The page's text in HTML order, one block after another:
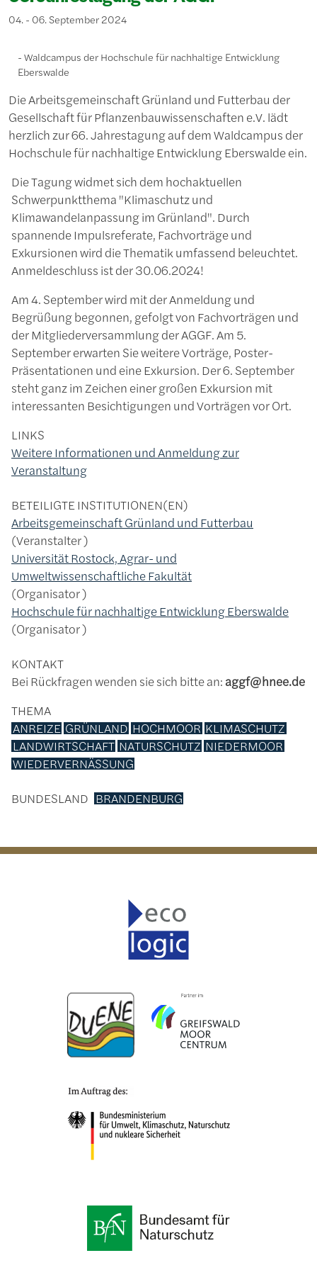
04. - 06. September 2024
Waldcampus der Hochschule für nachhaltige Entwicklung
Eberswalde
Die Arbeitsgemeinschaft Grünland und Futterbau der
Gesellschaft für Pflanzenbauwissenschaften e.V. lädt
herzlich zur 66. Jahrestagung auf dem Waldcampus der
Hochschule für nachhaltige Entwicklung Eberswalde ein.
Die Tagung widmet sich dem hochaktuellen
Schwerpunktthema "Klimaschutz und
Klimawandelanpassung im Grünland". Durch
spannende Impulsreferate, Fachvorträge und
Exkursionen wird die Thematik umfassend beleuchtet.
Anmeldeschluss ist der 30.06.2024!
Am 4. September wird mit der Anmeldung und
Begrüßung begonnen, gefolgt von Fachvorträgen und
der Mitgliederversammlung der AGGF. Am 5.
September erwarten Sie weitere Vorträge, Poster-
Präsentationen und eine Exkursion. Der 6. September
steht ganz im Zeichen einer großen Exkursion mit
interessanten Besichtigungen und Vorträgen vor Ort.
LINKS
Weitere Informationen und Anmeldung zur
Veranstaltung
BETEILIGTE INSTITUTIONEN(EN)
Arbeitsgemeinschaft Grünland und Futterbau
Veranstalter
Universität Rostock, Agrar- und
Umweltwissenschaftliche Fakultät
Organisator
Hochschule für nachhaltige Entwicklung Eberswalde
Organisator
KONTAKT
Bei Rückfragen wenden sie sich bitte an: aggf@hnee.de
THEMA
ANREIZE GRÜNLAND HOCHMOOR KLIMASCHUTZ
LANDWIRTSCHAFT NATURSCHUTZ NIEDERMOOR
WIEDERVERNÄSSUNG
BUNDESLAND BRANDENBURG